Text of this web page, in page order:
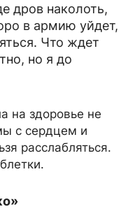
дров наколоть,
в армию уйдет,
Что ждет
но я до
на здоровье не
с сердцем и
расслабляться.